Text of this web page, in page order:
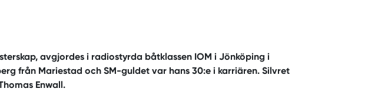
avgjordes i radiostyrda båtklassen IOM i Jönköping i
från Mariestad och SM-guldet var hans 30:e i karriären. Silvret
Enwall.